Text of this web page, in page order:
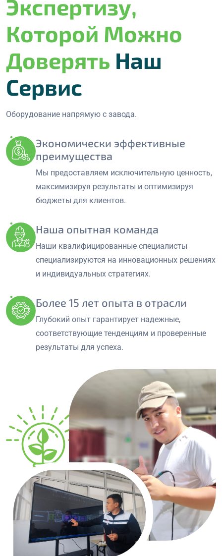
Экспертизу,
Которой Можно
Доверять Наш
Сервис
Оборудование напрямую с завода.
Экономически эффективные
преимущества
Мы предоставляем исключительную ценность,
максимизируя результаты и оптимизируя
бюджеты для клиентов.
Наша опытная команда
Наши квалифицированные специалисты
специализируются на инновационных решениях
и индивидуальных стратегиях.
Более 15 лет опыта в отрасли
Глубокий опыт гарантирует надежные,
соответствующие тенденциям и проверенные
результаты для успеха.